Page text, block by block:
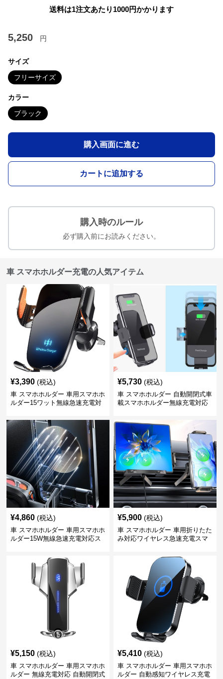
送料は1注文あたり 1000円かかります
5,250 円
サイズ
フリーサイズ
カラー
ブラック
購入画面に進む
カートに追加する
購入時のルール
必ず購入前にお読みください。
車 スマホホルダー充電の人気アイテム
¥3,390 (税込)
車 スマホホルダー 車用スマホホ
ルダー15ワット無線急速充電対
¥5,730 (税込)
車 スマホホルダー 自動開閉式車
載スマホホルダー無線充電対応
¥4,860 (税込)
車 スマホホルダー 車用スマホホ
ルダー15W無線急速充電対応ス
¥5,900 (税込)
車 スマホホルダー 車用折りたた
み対応ワイヤレス急速充電スマ
¥5,150 (税込)
車 スマホホルダー 車用スマホホ
ルダー 無線充電対応 自動開閉式
¥5,410 (税込)
車 スマホホルダー 車用スマホホ
ルダー 自動感知ワイヤレス充電